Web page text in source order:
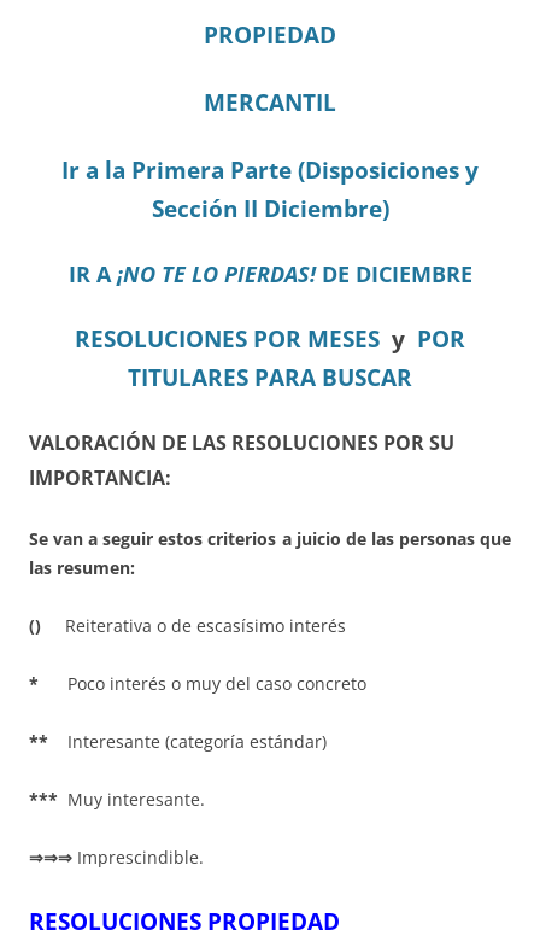
PROPIEDAD
MERCANTIL
Ir a la Primera Parte (Disposiciones y
Sección II Diciembre)
IR A¡NO TE LO PIERDAS!DE DICIEMBRE
RESOLUCIONES POR MESES y POR
TITULARES PARA BUSCAR
VALORACIÓN DE LAS RESOLUCIONES POR SU
IMPORTANCIA:
Se van a seguir estos criterios a juicio de las personas que
las resumen:
() Reiterativa o de escasísimo interés
* Poco interés o muy del caso concreto
** Interesante (categoría estándar)
*** Muy interesante.
⇒⇒⇒ Imprescindible.
RESOLUCIONES PROPIEDAD